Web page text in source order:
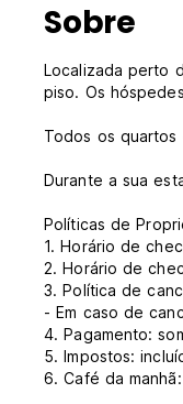
Sobre
Localizada perto
piso. Os
Todos os quartos
Durante a sua
Políticas de
1. Horário de
2. Horário de
3. Política de
- Em caso de
4. Pagamento:
5. Impostos:
6. Café da